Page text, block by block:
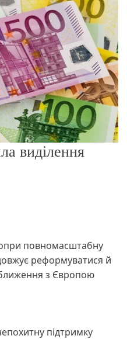
о
р
е
ж
и
м
у
виділення
повномасштабну
реформуватися й
з Європою
підтримку